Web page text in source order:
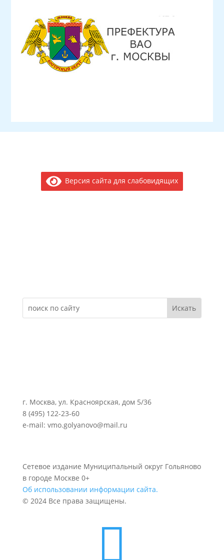
Версия сайта для слабовидящих
г. Москва, ул. Красноярская, дом 5/36
8 (495) 122-23-60
e-mail: vmo.golyanovo@mail.ru
Сетевое издание Муниципальный округ Гольяново
в городе Москве 0+
Об использовании информации сайта.
© 2024 Все права защищены.
